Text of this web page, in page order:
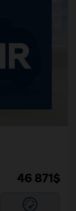
46 871$